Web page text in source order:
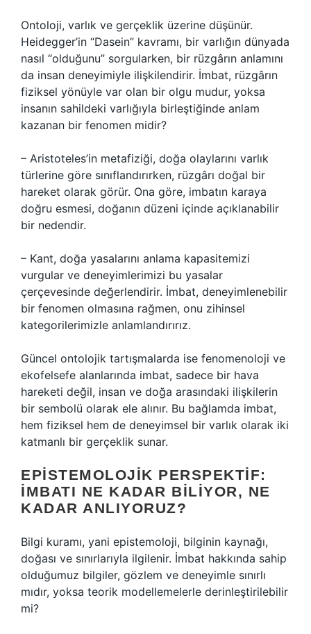
Ontoloji, varlık ve gerçeklik üzerine düşünür.
Heidegger’in “Dasein” kavramı, bir varlığın dünyada
nasıl “olduğunu” sorgularken, bir rüzgârın anlamını
da insan deneyimiyle ilişkilendirir. İmbat, rüzgârın
fiziksel yönüyle var olan bir olgu mudur, yoksa
insanın sahildeki varlığıyla birleştiğinde anlam
kazanan bir fenomen midir?
– Aristoteles’in metafiziği, doğa olaylarını varlık
türlerine göre sınıflandırırken, rüzgârı doğal bir
hareket olarak görür. Ona göre, imbatın karaya
doğru esmesi, doğanın düzeni içinde açıklanabilir
bir nedendir.
– Kant, doğa yasalarını anlama kapasitemizi
vurgular ve deneyimlerimizi bu yasalar
çerçevesinde değerlendirir. İmbat, deneyimlenebilir
bir fenomen olmasına rağmen, onu zihinsel
kategorilerimizle anlamlandırırız.
Güncel ontolojik tartışmalarda ise fenomenoloji ve
ekofelsefe alanlarında imbat, sadece bir hava
hareketi değil, insan ve doğa arasındaki ilişkilerin
bir sembolü olarak ele alınır. Bu bağlamda imbat,
hem fiziksel hem de deneyimsel bir varlık olarak iki
katmanlı bir gerçeklik sunar.
EPISTEMOLOJIK PERSPEKTIF:
İMBATI NE KADAR BILIYOR, NE
KADAR ANLIYORUZ?
Bilgi kuramı, yani epistemoloji, bilginin kaynağı,
doğası ve sınırlarıyla ilgilenir. İmbat hakkında sahip
olduğumuz bilgiler, gözlem ve deneyimle sınırlı
mıdır, yoksa teorik modellemelerle derinleştirilebilir
mi?